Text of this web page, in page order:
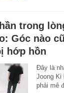
trong
Góc nào
hớp hồn
Đây là
Joong Ki
phải mê